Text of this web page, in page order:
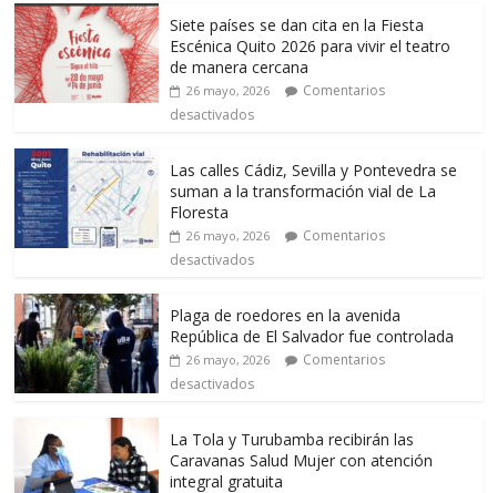
Siete países se dan cita en la Fiesta
Escénica Quito 2026 para vivir el teatro
de manera cercana
26 mayo, 2026
Comentarios
desactivados
Las calles Cádiz, Sevilla y Pontevedra se
suman a la transformación vial de La
Floresta
26 mayo, 2026
Comentarios
desactivados
Plaga de roedores en la avenida
República de El Salvador fue controlada
26 mayo, 2026
Comentarios
desactivados
La Tola y Turubamba recibirán las
Caravanas Salud Mujer con atención
integral gratuita